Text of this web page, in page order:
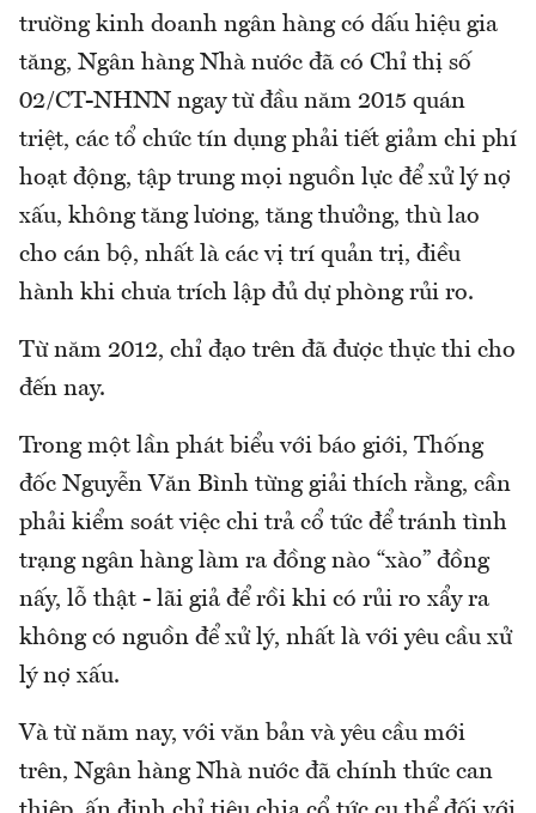
trường kinh doanh ngân hàng có dấu hiệu gia
tăng, Ngân hàng Nhà nước đã có Chỉ thị số
02/CT-NHNN ngay từ đầu năm 2015 quán
triệt, các tổ chức tín dụng phải tiết giảm chi phí
hoạt động, tập trung mọi nguồn lực để xử lý nợ
xấu, không tăng lương, tăng thưởng, thù lao
cho cán bộ, nhất là các vị trí quản trị, điều
hành khi chưa trích lập đủ dự phòng rủi ro.
Từ năm 2012, chỉ đạo trên đã được thực thi cho
đến nay.
Trong một lần phát biểu với báo giới, Thống
đốc Nguyễn Văn Bình từng giải thích rằng, cần
phải kiểm soát việc chi trả cổ tức để tránh tình
trạng ngân hàng làm ra đồng nào “xào” đồng
nấy, lỗ thật - lãi giả để rồi khi có rủi ro xẩy ra
không có nguồn để xử lý, nhất là với yêu cầu xử
lý nợ xấu.
Và từ năm nay, với văn bản và yêu cầu mới
trên, Ngân hàng Nhà nước đã chính thức can